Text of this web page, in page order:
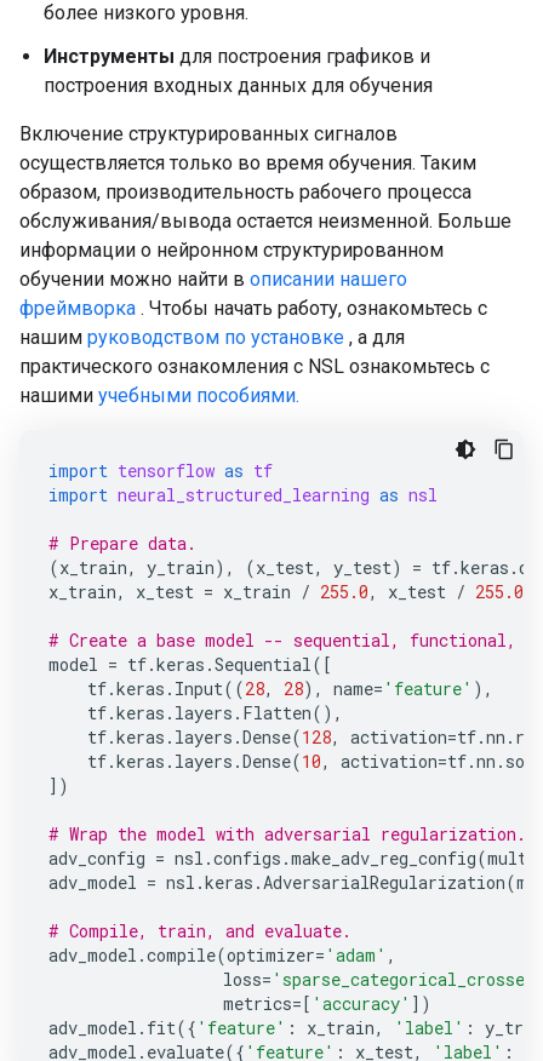
более низкого уровня.
Инструменты для построения графиков и
построения входных данных для обучения
Включение структурированных сигналов
осуществляется только во время обучения. Таким
образом, производительность рабочего процесса
обслуживания/вывода остается неизменной. Больше
информации о нейронном структурированном
обучении можно найти в описании нашего
фреймворка . Чтобы начать работу, ознакомьтесь с
нашим руководством по установке , а для
практического ознакомления с NSL ознакомьтесь с
нашими учебными пособиями.
import tensorflow as tf
import neural_structured_learning as nsl
# Prepare data.
(x_train, y_train), (x_test, y_test) = tf.keras .
x_train, x_test = x_train / 255.0, x_test / 255.0
# Create a base model -- sequential, functional,
model = tf.keras .Sequential([
tf.keras . Input((28, 28), name= 'feature' ),
tf.keras . layers . Flatten(),
tf.keras . layers .Dense(128, activation=tf.nn .
tf.keras . layers .Dense(10, activation=tf.nn .
])
# Wrap the model with adversarial regularization.
adv_config = nsl .configs .make_adv_reg_config(
adv_model = nsl .keras .AdversarialRegularization(
# Compile, train, and evaluate.
adv_model .compile(optimizer= 'adam' ,
loss=
metrics=[ 'accuracy' ])
adv_model . fit({ 'feature' : x_train, 'label' :
adv_model . evaluate({ 'feature' : x_test, 'label' :